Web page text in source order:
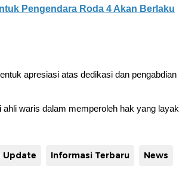
Pengendara Roda 4 Akan Berlaku
apresiasi atas dedikasi dan pengabdian
waris dalam memperoleh hak yang layak
Update Informasi Terbaru News